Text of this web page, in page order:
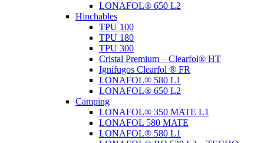
LONAFOL® 650 L2
Hinchables
TPU 100
TPU 180
TPU 300
Cristal Premium – Clearfol® HT
Ignífugos Clearfol ® FR
LONAFOL® 580 L1
LONAFOL® 650 L2
Camping
LONAFOL® 350 MATE L1
LONAFOL 580 MATE
LONAFOL® 580 L1